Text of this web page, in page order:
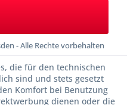
- Alle Rechte vorbehalten
die für den technischen
sind und stets gesetzt
Komfort bei Benutzung
dienen oder die